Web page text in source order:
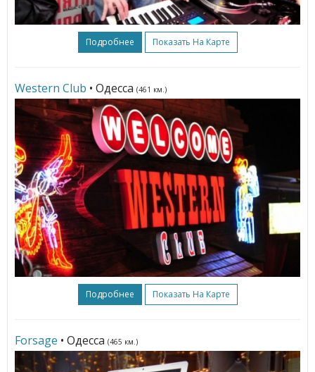
Подробнее Показать На Карте
Western Club • Одесса (461 км.)
Подробнее Показать На Карте
Forsage • Одесса (465 км.)